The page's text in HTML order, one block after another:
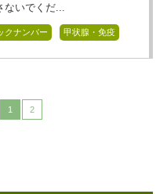
いでくだ...
クナンバー 甲状腺・免疫
1 2